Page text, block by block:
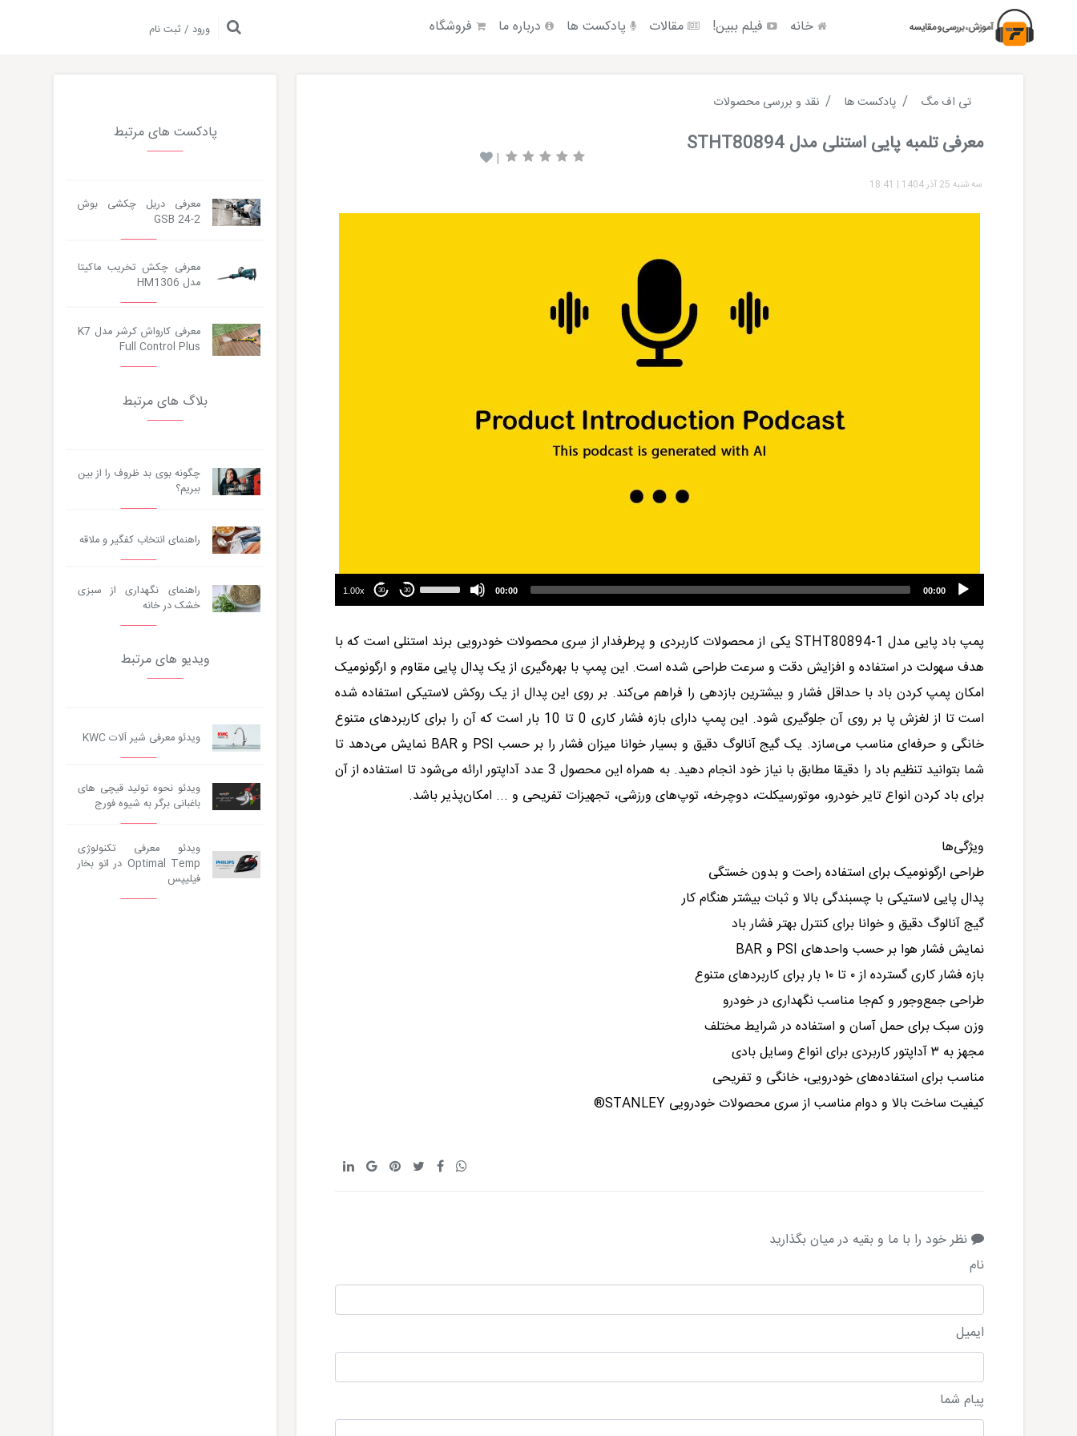
خانه فیلم ببین! مقالات پادکست ها درباره ما فروشگاه ورود / ثبت نام
تی اف مگ پادکست ها نقد و بررسی محصولات
معرفی تلمبه پایی استنلی مدل STHT80894
سه شنبه 25 آذر 1404 |
18:41
|
Audio
00:00
00:00
Use
Up/Down
Arrow
increase
decrease
30
30
1.00x
پمپ باد پایی مدل STHT80894-1یکی از محصولات کاربردی و پرطرفدار از سِری محصولات خودرویی برند استنلی است که با
هدف سهولت در استفاده و افزایش دقت و سرعت طراحی شده است. این پمپ با بهره‌گیری از یک پدال پایی مقاوم و ارگونومیک
امکان پمپ کردن باد با حداقل فشار و بیشترین بازدهی را فراهم می‌کند. بر روی این پدال از یک روکش لاستیکی استفاده شده
است تا از لغزش پا بر روی آن جلوگیری شود.
این پمپ دارای بازه فشار کاری 0 تا 10 بار است که آن را برای کاربرد‌های متنوع
خانگی و حرفه‌ای مناسب می‌سازد. یک گیج آنالوگ دقیق و بسیا
ر خوانا میزان فشار را بر حسب PSI و BAR نمایش می‌دهد تا
شما بتوانید تنظیم باد را دقیقا مطابق با نیاز خود انجام دهید. به همراه این محصول 3 عدد آداپتور ارائه می‌شود تا استفاده از آن
برای باد کردن انواع تایر خودرو، موتور‌سیکلت، دوچرخه، توپ‌های ورزشی، تجهیزات تفریحی و ... امکان‌پذیر باشد.
ویژگی‌ها
طراحی ارگونومیک برای استفاده راحت و بدون خستگی
پدال پایی لاستیکی با چسبندگی بالا و ثبات بیشتر هنگام کار
گیج آنالوگ دقیق و خوانا برای کنترل بهتر فشار باد
نمایش فشار هوا بر حسب واحدهای PSI و BAR
بازه فشار کاری گسترده از ۰ تا ۱۰ بار برای کاربردهای متنوع
طراحی جمع‌وجور و کم‌جا مناسب نگهداری در خودرو
وزن سبک برای حمل آسان و استفاده در شرایط مختلف
مجهز به ۳ آداپتور کاربردی برای انواع وسایل بادی
مناسب برای استفاده‌های خودرویی، خانگی و تفریحی
کیفیت ساخت بالا و دوام مناسب از سری محصولات خودرویی STANLEY®
نظر خود را با ما و بقیه در میان بگذارید
نام
ایمیل
پیام شما
پادکست های مرتبط
معرفی دریل چکشی بوش
GSB 24-2
معرفی چکش تخریب ماکیتا
مدل HM1306
معرفی کارواش کرشر مدل K7
Full Control Plus
بلاگ های مرتبط
چگونه بوی بد ظروف را از بین
ببریم؟
راهنمای انتخاب کفگیر و ملاقه
راهنمای نگهداری از سبزی
خشک در خانه
ویدیو های مرتبط
ویدئو معرفی شیر آلات KWC
ویدئو نحوه تولید قیچی های
باغبانی برگر به شیوه فورج
ویدئو معرفی تکنولوژی
Optimal Temp در اتو بخار
فیلیپس